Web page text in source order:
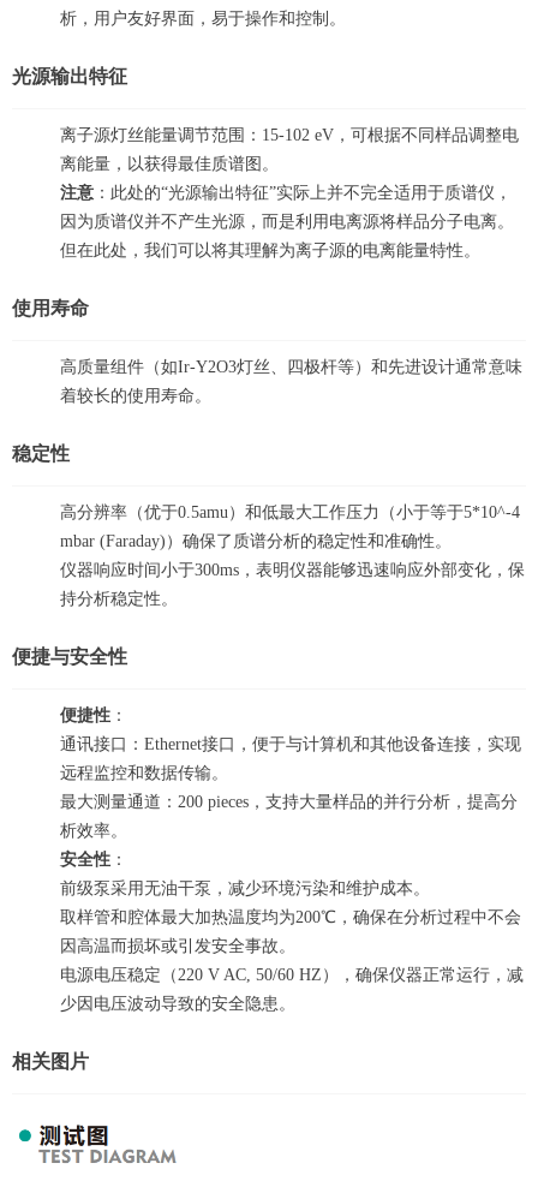
析，用户友好界面，易于操作和控制。
光源输出特征
离子源灯丝能量调节范围：15-102 eV，可根据不同样品调整电
离能量，以获得最佳质谱图。
注意 ：此处的“光源输出特征”实际上并不完全适用于质谱仪，
因为质谱仪并不产生光源，而是利用电离源将样品分子电离。
但在此处，我们可以将其理解为离子源的电离能量特性。
使用寿命
高质量组件（如Ir-Y2O3灯丝、四极杆等）和先进设计通常意味
着较长的使用寿命。
稳定性
高分辨率（优于0.5amu）和低最大工作压力（小于等于5*10^-4
mbar (Faraday)）确保了质谱分析的稳定性和准确性。
仪器响应时间小于300ms，表明仪器能够迅速响应外部变化，保
持分析稳定性。
便捷与安全性
便捷性 ：
通讯接口：Ethernet接口，便于与计算机和其他设备连接，实现
远程监控和数据传输。
最大测量通道：200 pieces，支持大量样品的并行分析，提高分
析效率。
安全性 ：
前级泵采用无油干泵，减少环境污染和维护成本。
取样管和腔体最大加热温度均为200℃，确保在分析过程中不会
因高温而损坏或引发安全事故。
电源电压稳定（220 V AC, 50/60 HZ），确保仪器正常运行，减
少因电压波动导致的安全隐患。
相关图片